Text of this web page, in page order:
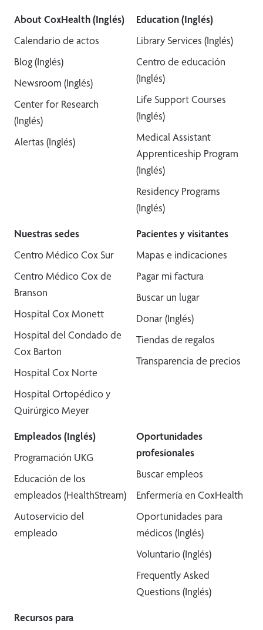
About CoxHealth (Inglés)
Calendario de actos
Blog (Inglés)
Newsroom (Inglés)
Center for Research
(Inglés)
Alertas (Inglés)
Education (Inglés)
Library Services (Inglés)
Centro de educación
(Inglés)
Life Support Courses
(Inglés)
Medical Assistant
Apprenticeship Program
(Inglés)
Residency Programs
(Inglés)
Nuestras sedes
Centro Médico Cox Sur
Centro Médico Cox de
Branson
Hospital Cox Monett
Hospital del Condado de
Cox Barton
Hospital Cox Norte
Hospital Ortopédico y
Quirúrgico Meyer
Pacientes y visitantes
Mapas e indicaciones
Pagar mi factura
Buscar un lugar
Donar (Inglés)
Tiendas de regalos
Transparencia de precios
Empleados (Inglés)
Programación UKG
Educación de los
empleados (HealthStream)
Autoservicio del
empleado
Oportunidades
profesionales
Buscar empleos
Enfermería en CoxHealth
Oportunidades para
médicos (Inglés)
Voluntario (Inglés)
Frequently Asked
Questions (Inglés)
Recursos para